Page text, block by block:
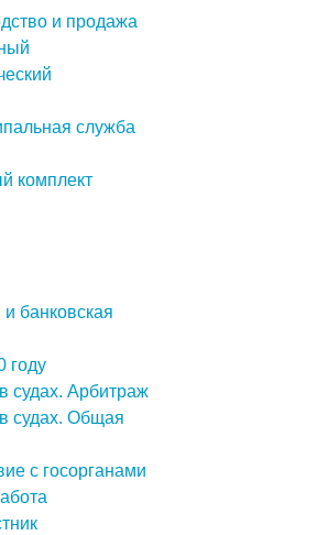
и продажа
служба
комплект
банковская
году
судах. Арбитраж
судах. Общая
с госорганами